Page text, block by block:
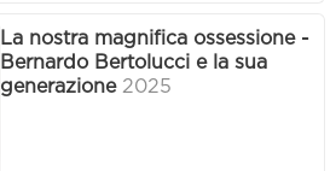
La nostra magnifica ossessione -
Bernardo Bertolucci e la sua
generazione 2025